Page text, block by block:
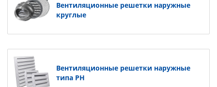
Вентиляционные решетки наружные
круглые
Вентиляционные решетки наружные
типа РН